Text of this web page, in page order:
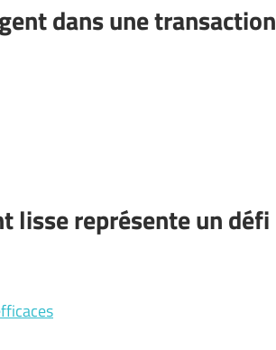
dans une transaction
lisse représente un défi